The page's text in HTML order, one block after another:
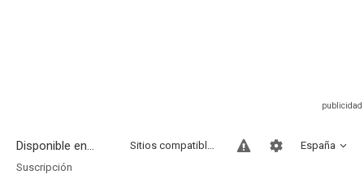
Disponible en... España
Sitios compatibles
Suscripción